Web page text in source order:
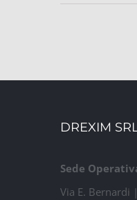
DREXIM
Sede
Via E. Bernardi